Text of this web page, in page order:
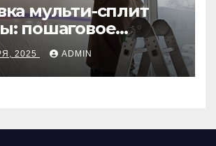
мульти-сплит
пошаговое
2025 ADMIN